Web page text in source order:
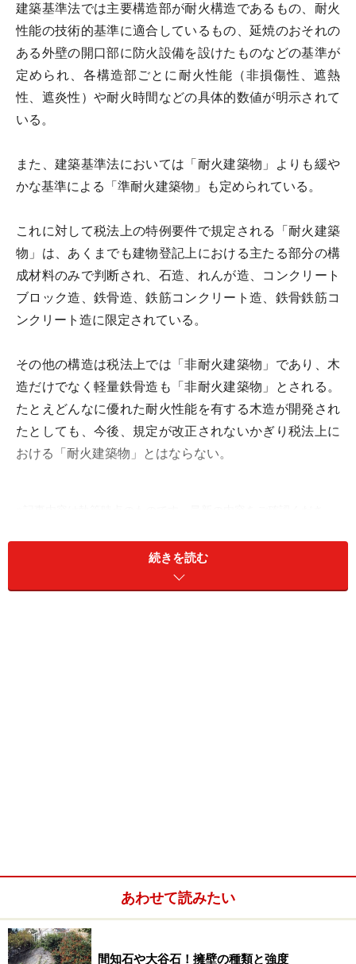
建築基準法では主要構造部が耐火構造であるもの、耐火
性能の技術的基準に適合しているもの、延焼のおそれの
ある外壁の開口部に防火設備を設けたものなどの基準が
定められ、各構造部ごとに耐火性能（非損傷性、遮熱
性、遮炎性）や耐火時間などの具体的数値が明示されて
いる。
また、建築基準法においては「耐火建築物」よりも緩や
かな基準による「準耐火建築物」も定められている。
これに対して税法上の特例要件で規定される「耐火建築
物」は、あくまでも建物登記上における主たる部分の構
成材料のみで判断され、石造、れんが造、コンクリート
ブロック造、鉄骨造、鉄筋コンクリート造、鉄骨鉄筋コ
ンクリート造に限定されている。
その他の構造は税法上では「非耐火建築物」であり、木
造だけでなく軽量鉄骨造も「非耐火建築物」とされる。
たとえどんなに優れた耐火性能を有する木造が開発され
たとしても、今後、規定が改正されないかぎり税法上に
おける「耐火建築物」とはならない。
続きを読む
あわせて読みたい
間知石や大谷石！擁壁の種類と強度